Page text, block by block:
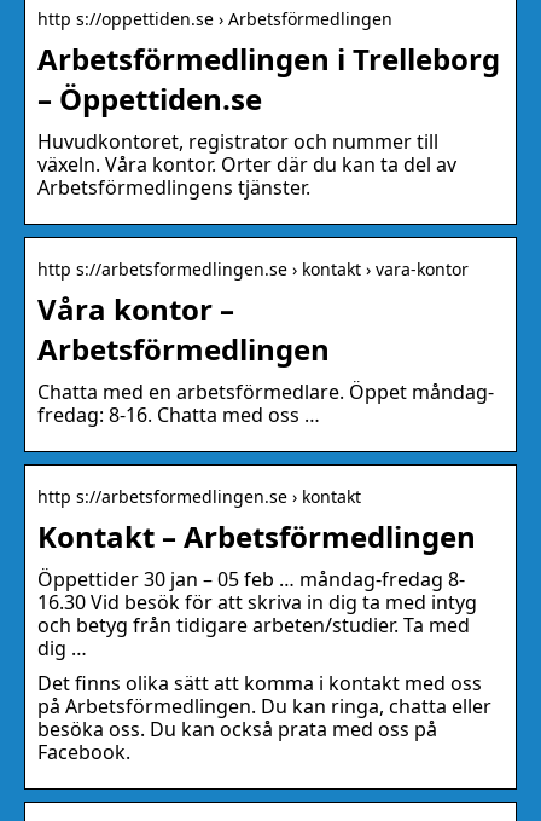
http s://oppettiden.se › Arbetsförmedlingen
Arbetsförmedlingen i Trelleborg
– Öppettiden.se
Huvudkontoret, registrator och nummer till
växeln. Våra kontor. Orter där du kan ta del av
Arbetsförmedlingens tjänster.
http s://arbetsformedlingen.se › kontakt › vara-kontor
Våra kontor –
Arbetsförmedlingen
Chatta med en arbetsförmedlare. Öppet måndag-
fredag: 8-16. Chatta med oss …
http s://arbetsformedlingen.se › kontakt
Kontakt – Arbetsförmedlingen
Öppettider 30 jan – 05 feb … måndag-fredag 8-
16.30 Vid besök för att skriva in dig ta med intyg
och betyg från tidigare arbeten/studier. Ta med
dig …
Det finns olika sätt att komma i kontakt med oss
på Arbetsförmedlingen. Du kan ringa, chatta eller
besöka oss. Du kan också prata med oss på
Facebook.